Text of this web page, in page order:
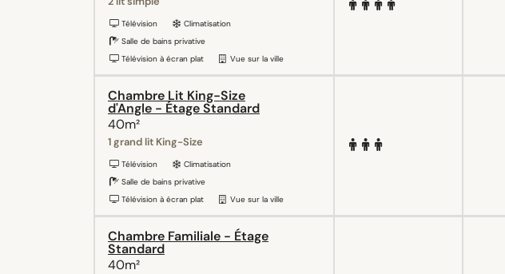
Télévision
Climatisation
Salle de bains privative
Télévision à écran plat
Vue sur la ville
Chambre Lit King-Size
d'Angle - Étage Standard
40m²
1 grand lit King-Size
Télévision
Climatisation
Salle de bains privative
Télévision à écran plat
Vue sur la ville
Chambre Familiale - Étage
Standard
40m²